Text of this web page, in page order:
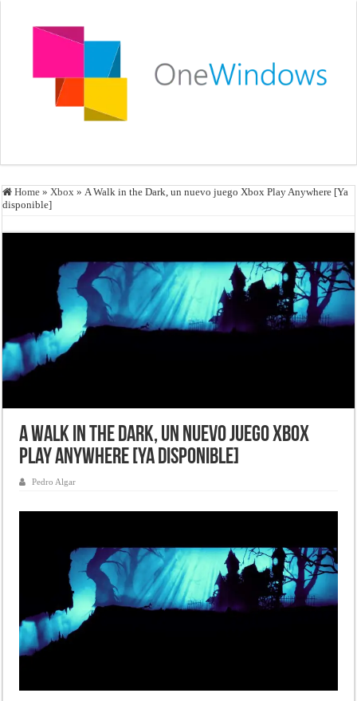
Home » Xbox » A Walk in the Dark, un nuevo juego Xbox Play Anywhere [Ya
disponible]
A Walk in the Dark, un nuevo juego Xbox
Play Anywhere [Ya disponible]
Pedro Algar